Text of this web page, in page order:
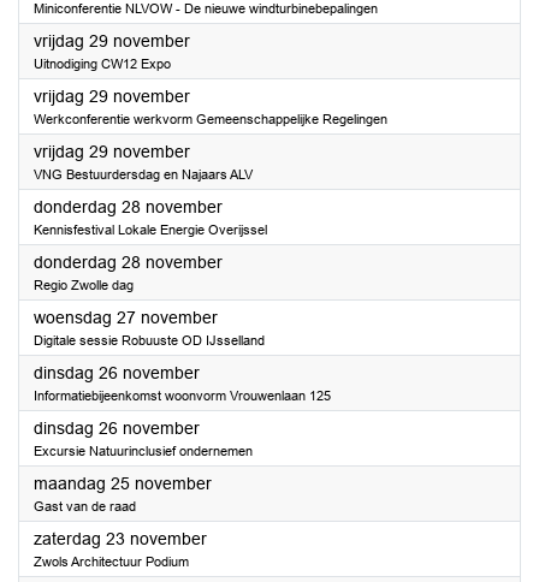
Miniconferentie NLVOW - De nieuwe windturbinebepalingen
vrijdag 29 november2024
Uitnodiging CW12 Expo
vrijdag 29 november2024
Werkconferentie werkvorm Gemeenschappelijke Regelingen
vrijdag 29 november2024
VNG Bestuurdersdag en Najaars ALV
donderdag 28 november2024
Kennisfestival Lokale Energie Overijssel
donderdag 28 november2024
Regio Zwolle dag
woensdag 27 november2024
Digitale sessie Robuuste OD IJsselland
dinsdag 26 november2024
Informatiebijeenkomst woonvorm Vrouwenlaan 125
dinsdag 26 november2024
Excursie Natuurinclusief ondernemen
maandag 25 november2024
Gast van de raad
zaterdag 23 november2024
Zwols Architectuur Podium